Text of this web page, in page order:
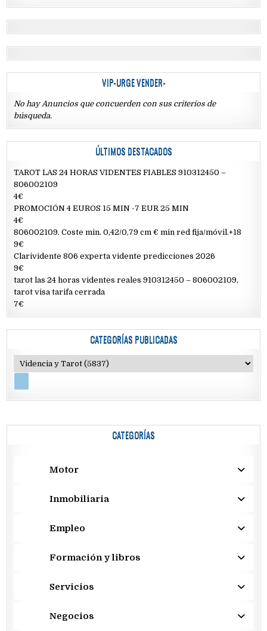
VIP-URGE VENDER-
No hay Anuncios que concuerden con sus criterios de
búsqueda.
ÚLTIMOS DESTACADOS
TAROT LAS 24 HORAS VIDENTES FIABLES 910312450 –
806002109
4€
PROMOCIÓN 4 EUROS 15 MIN -7 EUR 25 MIN
4€
806002109. Coste min. 0,42/0,79 cm € min red fija/móvil.+18
9€
Clarividente 806 experta vidente predicciones 2026
9€
tarot las 24 horas videntes reales 910312450 – 806002109,
tarot visa tarifa cerrada
7€
CATEGORÍAS PUBLICADAS
CATEGORÍAS
Motor
Inmobiliaria
Empleo
Formación y libros
Servicios
Negocios